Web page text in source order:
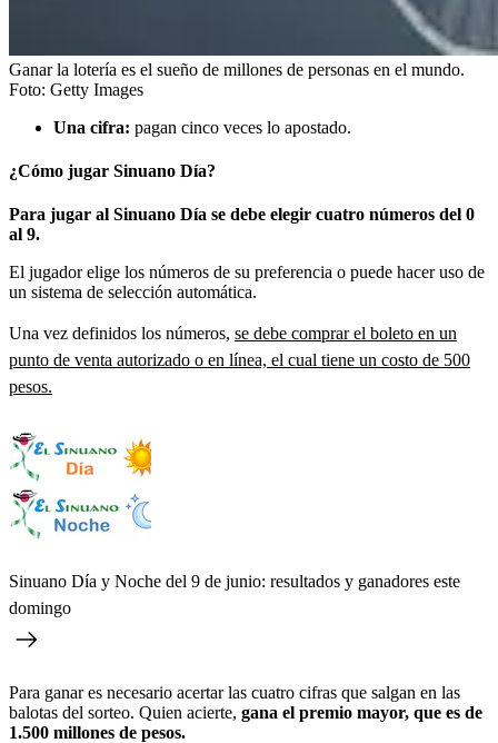
Ganar la lotería es el sueño de millones de personas en el mundo.
Foto: Getty Images
Una cifra: pagan cinco veces lo apostado.
¿Cómo jugar Sinuano Día?
Para jugar al Sinuano Día se debe elegir cuatro números del 0
al 9.
El jugador elige los números de su preferencia o puede hacer uso de
un sistema de selección automática.
Una vez definidos los números, se debe comprar el boleto en un
punto de venta autorizado o en línea, el cual tiene un costo de 500
pesos.
Sinuano Día y Noche del 9 de junio: resultados y ganadores este
domingo
Para ganar es necesario acertar las cuatro cifras que salgan en las
balotas del sorteo. Quien acierte, gana el premio mayor, que es de
1.500 millones de pesos.